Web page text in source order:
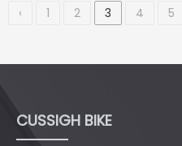
‹ 1 2 3 4 5
CUSSIGH BIKE